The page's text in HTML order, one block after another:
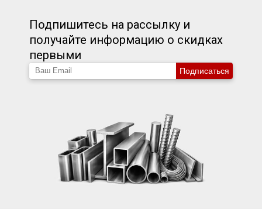
Подпишитесь на рассылку и
получайте информацию о скидках
первыми
Подписаться